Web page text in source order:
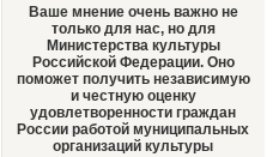
Ваше мнение очень важно не
только для нас, но для
Министерства культуры
Российской Федерации. Оно
поможет получить независимую
и честную оценку
удовлетворенности граждан
России работой муниципальных
организаций культуры